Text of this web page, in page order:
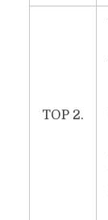
TOP 2.